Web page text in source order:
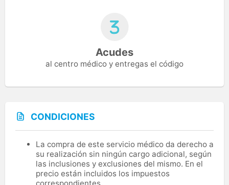
Acudes
al centro médico y entregas el código
CONDICIONES
La compra de este servicio médico da derecho a
su realización sin ningún cargo adicional, según
las inclusiones y exclusiones del mismo. En el
precio están incluidos los impuestos